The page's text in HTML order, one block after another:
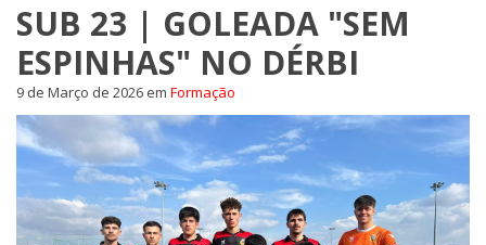
SUB 23 | GOLEADA "SEM
ESPINHAS" NO DÉRBI
9 de Março de 2026 em Formação